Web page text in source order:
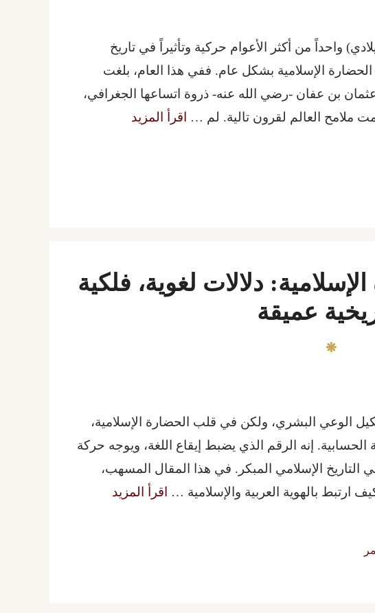
عام 29 للهجرة (الموافق لعام 650 ميلادي) واحداً من أكثر الأعوام حركية وتأثيراً في تاريخ
الإسلامية بشكل عام. ففي هذا العام، بلغت
عثمان بن عفان -رضي الله عنه- ذروة اتساعها الجغرافي،
ملامح العالم لقرون تالية. لم … اقرأ المزيد
الإسلامية: دلالات لغوية، فلكية
عميقة
الوعي البشري، ولكن في قلب الحضارة الإسلامية،
القيمة الحسابية. إنه الرقم الذي يضبط إيقاع اللغة، ويوجه حركة
التاريخ الإسلامي المبكر. في هذا المقال المسهب،
بالهوية العربية والإسلامية …
اقرأ المزيد